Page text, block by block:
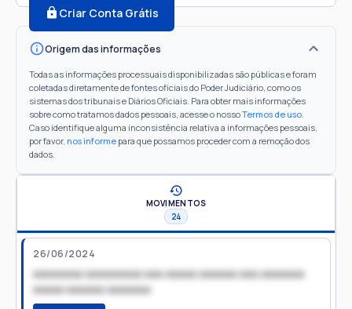
Criar Conta Grátis
Origem das informações
Todas as informações processuais disponibilizadas são públicas e foram
coletadas diretamente de fontes oficiais do Poder Judiciário, como os
sistemas dos tribunais e Diários Oficiais. Para obter mais informações
sobre como tratamos dados pessoais, acesse o nossoTermos de uso.
Caso identifique alguma inconsistência relativa a informações pessoais,
por favor, nos informe para que possamos proceder com a remoção dos
dados.
MOVIMENTOS
24
26/06/2024
xxxxxxxx xxxxxxxxx xxx xxxxx xxxxxx xxx xxxxxxx
xxxxx xxxxxx xxxxxxx